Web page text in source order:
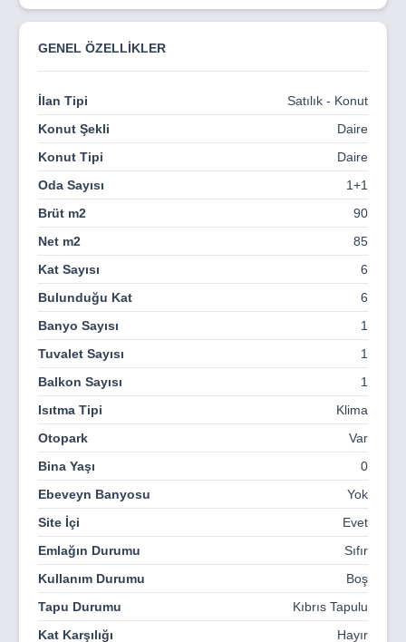
Projenin en büyük avantajlarından biri, tarihi yapılar,
restoranlar ve doğa ile iç içe olan merkezi konumudur.
Aladağ Residence, son teknoloji güvenlik sistemleriyle
donatılmış olup, hem yaşam hem de yatırım amacıyla
ideal bir tercihtir. Profesyonel bir ekip tarafından
geliştirilen proje, kaliteli yaşam alanları arayanlar için
Kıbrıs’ta benzersiz bir fırsattır.
GENEL ÖZELLİKLER
İlan Tipi
Satılık - Konut
Konut Şekli
Daire
Konut Tipi
Daire
Oda Sayısı
1+1
Brüt m2
90
Net m2
85
Kat Sayısı
6
Bulunduğu Kat
6
Banyo Sayısı
1
Tuvalet Sayısı
1
Balkon Sayısı
1
Isıtma Tipi
Klima
Otopark
Var
Bina Yaşı
0
Ebeveyn Banyosu
Yok
Site İçi
Evet
Emlağın Durumu
Sıfır
Kullanım Durumu
Boş
Tapu Durumu
Kıbrıs Tapulu
Kat Karşılığı
Hayır